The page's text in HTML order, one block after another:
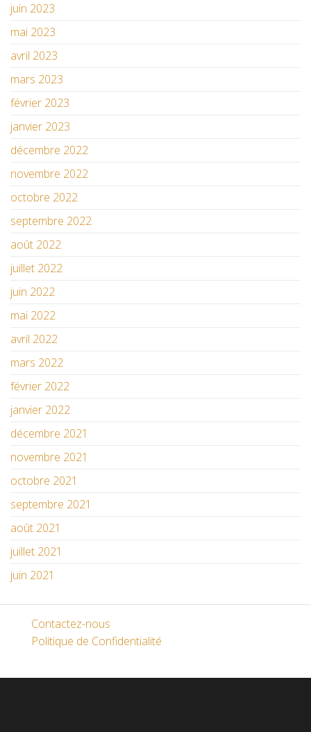
juin 2023
mai 2023
avril 2023
mars 2023
février 2023
janvier 2023
décembre 2022
novembre 2022
octobre 2022
septembre 2022
août 2022
juillet 2022
juin 2022
mai 2022
avril 2022
mars 2022
février 2022
janvier 2022
décembre 2021
novembre 2021
octobre 2021
septembre 2021
août 2021
juillet 2021
juin 2021
Contactez-nous
Politique de Confidentialité